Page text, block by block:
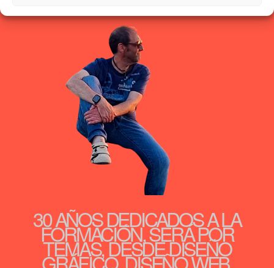
30 AÑOS DEDICADOS A LA
FORMACIÓN, SERÁ POR
TEMAS, DESDE DISEÑO
GRÁFICO, DISEÑO WEB,